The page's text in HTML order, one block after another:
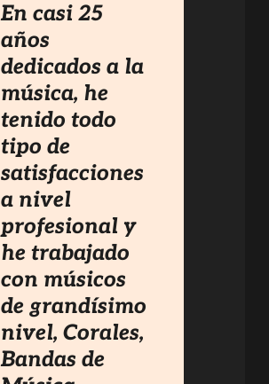
En casi 25
años
dedicados a la
música, he
tenido todo
tipo de
satisfacciones
a nivel
profesional y
he trabajado
con músicos
de grandísimo
nivel, Corales,
Bandas de